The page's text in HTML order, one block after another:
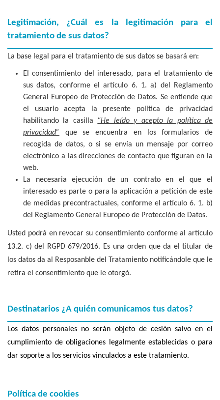
Legitimación, ¿Cuál es la legitimación para el
tratamiento de sus datos?
La base legal para el tratamiento de sus datos se basará en:
El consentimiento del interesado, para el tratamiento de
sus datos, conforme el artículo 6. 1. a) del Reglamento
General Europeo de Protección de Datos. Se entiende que
el usuario acepta la presente política de privacidad
habilitando la casilla
“He leído y acepto la política de
privacidad”
que se encuentra en los formularios de
recogida de datos, o si se envía un mensaje por correo
electrónico a las direcciones de contacto que figuran en la
web.
La necesaria ejecución de un contrato en el que el
interesado es parte o para la aplicación a petición de este
de medidas precontractuales, conforme el artículo 6. 1. b)
del Reglamento General Europeo de Protección de Datos.
Usted podrá en revocar su consentimiento conforme al artículo
13.2. c) del RGPD 679/2016. Es una orden que da el titular de
los datos da al Resposanble del Tratamiento notificándole que le
retira el consentimiento que le otorgó.
Destinatarios ¿A quién comunicamos tus datos?
Los datos personales no serán objeto de cesión salvo en el
cumplimiento de obligaciones legalmente establecidas o para
dar soporte a los servicios vinculados a este tratamiento.
Política de cookies